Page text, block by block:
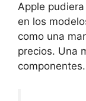
Apple
en los
como una
precios. Una
componentes.